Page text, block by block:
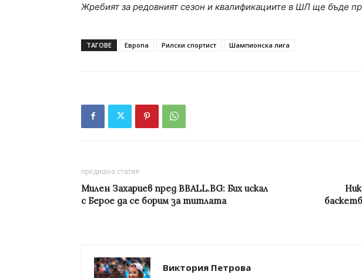
Жребият за редовният сезон и квалификациите в ШЛ ще бъде
ТАГОВЕ Европа Рилски спортист Шампионска лига
предишна статия
Милен Захариев пред BBALL.BG: Бих искал
с Берое да се борим за титлата
Виктория Петрова